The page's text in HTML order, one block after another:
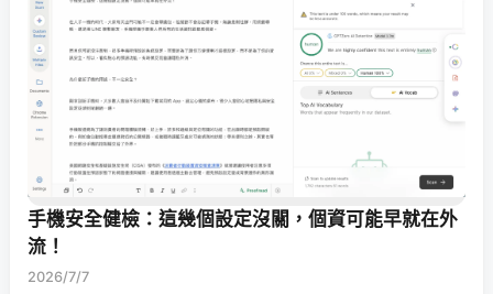
手機安全健檢：這幾個設定沒關，個資可能早就在外
流！
2026/7/7